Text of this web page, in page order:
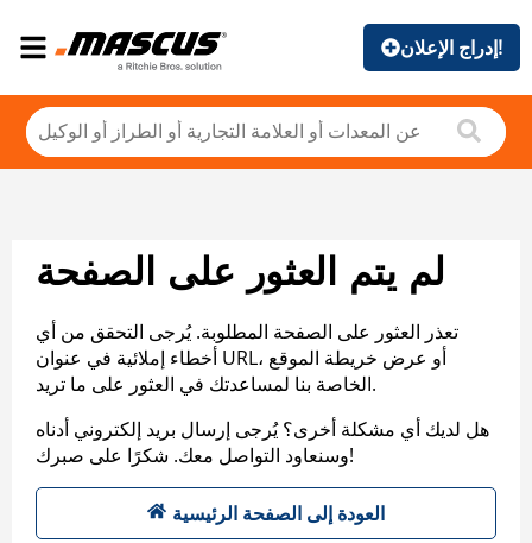
إدراج الإعلان!
لم يتم العثور على الصفحة
تعذر العثور على الصفحة المطلوبة. يُرجى التحقق من أي
أخطاء إملائية في عنوان URL، أو عرض خريطة الموقع
الخاصة بنا لمساعدتك في العثور على ما تريد.
هل لديك أي مشكلة أخرى؟ يُرجى إرسال بريد إلكتروني أدناه
وسنعاود التواصل معك. شكرًا على صبرك!
العودة إلى الصفحة الرئيسية